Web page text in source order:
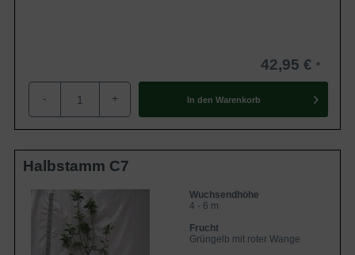
42,95 €
- + In den Warenkorb
Halbstamm C7
Wuchsendhöhe
4 - 6 m
Frucht
Grüngelb mit roter Wange